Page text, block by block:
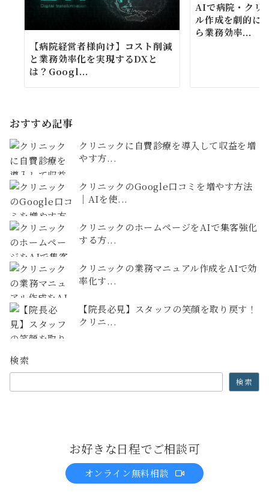
【病院経営者様向け】コスト削減
と業務効率化を実現するDXと
は？Googl...
AIで病院・クリ
ル作成を劇的に
ら業務効率...
おすすめ記事
クリニックに自費診療を導入して収益を増
やす方...
クリニックのGoogle口コミを増やす方法
｜AIを使...
クリニックのホームページをAIで集客強化
する方...
クリニックの業務マニュアル作成をAIで効
率化す...
【院長必見】スタッフの笑顔を取り戻す！
クリニ...
検索
検索
お好きな日程でご相談可
オンライン無料相談